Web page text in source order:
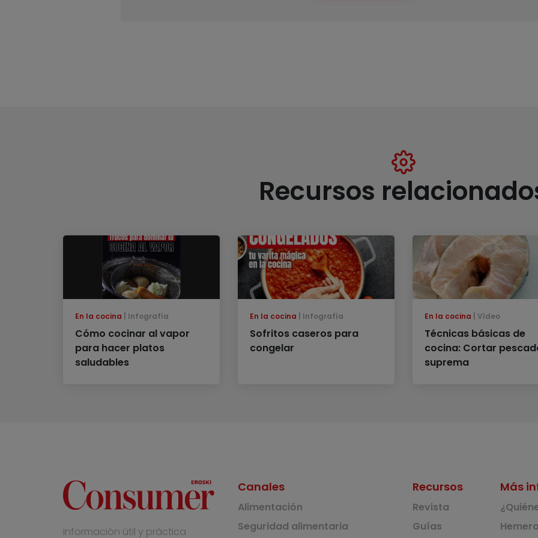
Recursos
En la cocina Infografía
Cómo cocinar al vapor
para hacer platos
saludables
En la cocina Infografía
Sofritos caseros para
congelar
En la cocina Vídeo
Técnicas básicas de
cocina: Cortar
suprema
Información útil y práctica
Canales
Alimentación
Seguridad alimentaria
Recursos
Revista
Guías
Más